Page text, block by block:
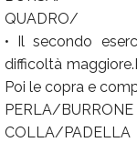
QUADRO/
• Il secondo
difficoltà
Poi le copra e
PERLA/BURRONE
COLLA/PADELLA